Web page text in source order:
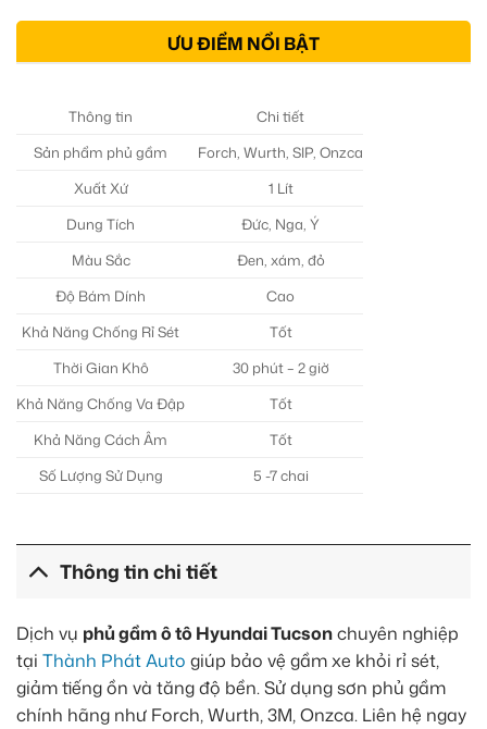
ƯU ĐIỂM NỔI BẬT
Thông tin
Chi tiết
Sản phẩm phủ gầm
Forch, Wurth, SIP, Onzca
Xuất Xứ
1 Lít
Dung Tích
Đức, Nga, Ý
Màu Sắc
Đen, xám, đỏ
Độ Bám Dính
Cao
Khả Năng Chống Rỉ Sét
Tốt
Thời Gian Khô
30 phút – 2 giờ
Khả Năng Chống Va Đập
Tốt
Khả Năng Cách Âm
Tốt
Số Lượng Sử Dụng
5 -7 chai
Thông tin chi tiết
Dịch vụ phủ gầm ô tô Hyundai Tucsonchuyên nghiệp
tại Thành Phát Auto giúp bảo vệ gầm xe khỏi rỉ sét,
giảm tiếng ồn và tăng độ bền. Sử dụng sơn phủ gầm
chính hãng như Forch, Wurth, 3M, Onzca. Liên hệ ngay